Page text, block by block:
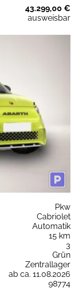
43.299,00 €
ausweisbar
Pkw
Cabriolet
Automatik
15 km
3
Grün
Zentrallager
ab ca. 11.08.2026
98774